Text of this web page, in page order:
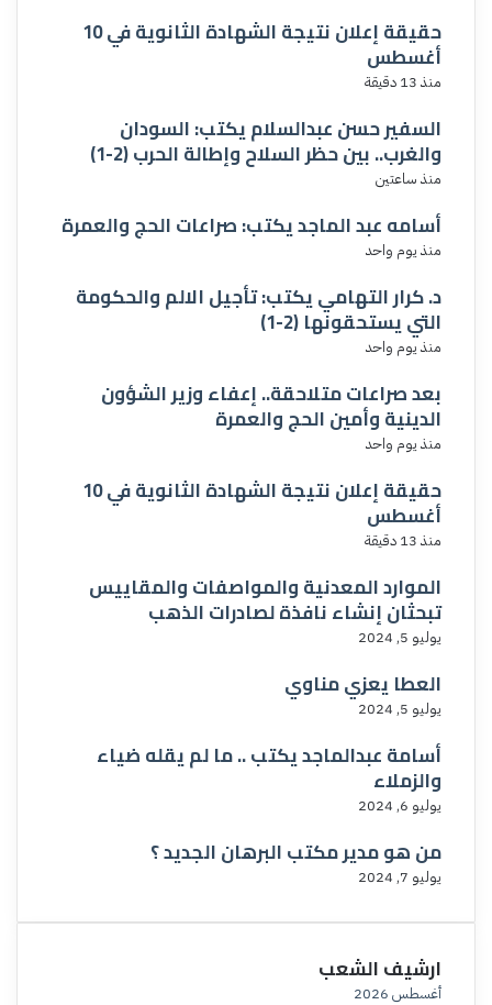
حقيقة إعلان نتيجة الشهادة الثانوية في 10
أغسطس
منذ 13 دقيقة
السفير حسن عبدالسلام يكتب: السودان
والغرب.. بين حظر السلاح وإطالة الحرب (2-1)
منذ ساعتين
أسامه عبد الماجد يكتب: صراعات الحج والعمرة
منذ يوم واحد
د. كرار التهامي يكتب: تأجيل الالم والحكومة
التي يستحقونها (2-1)
منذ يوم واحد
بعد صراعات متلاحقة.. إعفاء وزير الشؤون
الدينية وأمين الحج والعمرة
منذ يوم واحد
حقيقة إعلان نتيجة الشهادة الثانوية في 10
أغسطس
منذ 13 دقيقة
الموارد المعدنية والمواصفات والمقاييس
تبحثان إنشاء نافذة لصادرات الذهب
يوليو 5, 2024
العطا يعزي مناوي
يوليو 5, 2024
أسامة عبدالماجد يكتب .. ما لم يقله ضياء
والزملاء
يوليو 6, 2024
من هو مدير مكتب البرهان الجديد ؟
يوليو 7, 2024
ارشيف الشعب
أغسطس 2026